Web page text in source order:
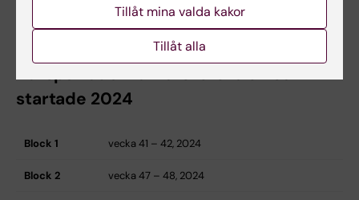
Kursperioder för forskarskolan som
startade 2024
Block 1 vecka 41 – 42, 2024
Block 2 vecka 47 – 48, 2024
Tillåt mina valda kakor
Tillåt alla